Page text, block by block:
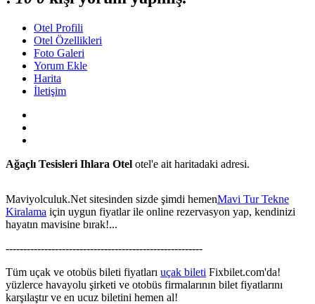
Otel Profili
Otel Özellikleri
Foto Galeri
Yorum Ekle
Harita
İletişim
Ağaçlı Tesisleri Ihlara Otel otel'e ait haritadaki adresi.
This page can't load Google Maps correctly.
Maviyolculuk.Net sitesinden sizde şimdi hemenMavi Tur Tekne
Kiralama için uygun fiyatlar ile online rezervasyon yap, kendinizi
hayatın mavisine bırak!...
--------------------------------------------------------
Tüm uçak ve otobüs bileti fiyatları uçak bileti Fixbilet.com'da!
yüzlerce havayolu şirketi ve otobüs firmalarının bilet fiyatlarını
karşılaştır ve en ucuz biletini hemen al!